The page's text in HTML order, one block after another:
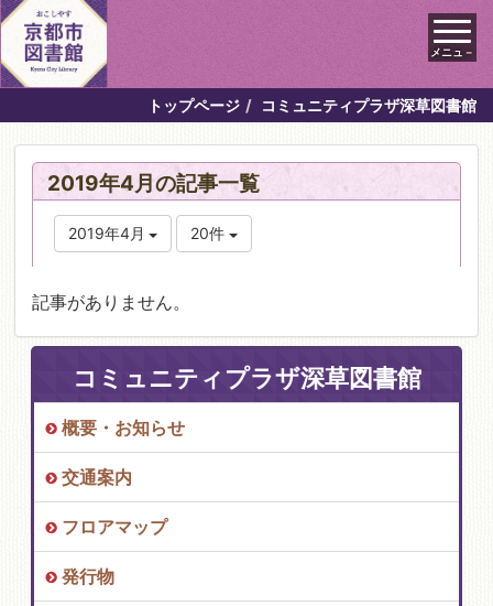
メニュ－
トップページ コミュニティプラザ深草図書館
2019年4月の記事一覧
2019年4月 20件
記事がありません。
コミュニティプラザ深草図書館
概要・お知らせ
交通案内
フロアマップ
発行物